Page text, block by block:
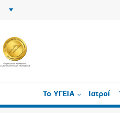
Το ΥΓΕΙΑ Ιατροί